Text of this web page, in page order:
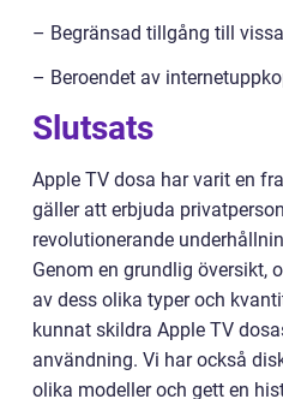
– Begränsad tillgång till
– Beroendet av
Slutsats
Apple TV dosa har varit en
gäller att erbjuda
revolutionerande
Genom en grundlig översikt,
av dess olika typer och
kunnat skildra Apple TV
användning. Vi har också
olika modeller och gett en